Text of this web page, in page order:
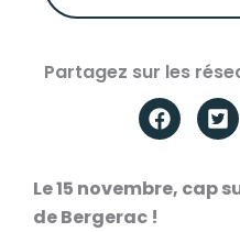
Partagez sur les
Le 15 novembre, cap
de Bergerac !